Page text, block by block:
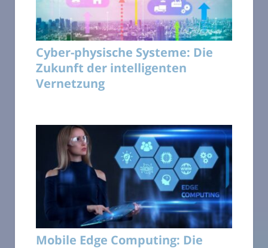
Cyber-physische Systeme: Die
Zukunft der intelligenten
Vernetzung
Mobile Edge Computing: Die